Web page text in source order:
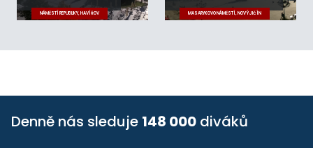
NÁMĚSTÍ REPUBLIKY, HAVÍŘOV MASARYKOVO NÁMĚSTÍ, NOVÝ JIČÍN
Denně nás sleduje 148 000 diváků